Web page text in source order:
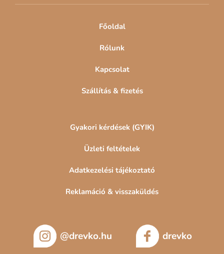
Főoldal
Rólunk
Kapcsolat
Szállítás & fizetés
Gyakori kérdések (GYIK)
Üzleti feltételek
Adatkezelési tájékoztató
Reklamáció & visszaküldés
@drevko.hu drevko